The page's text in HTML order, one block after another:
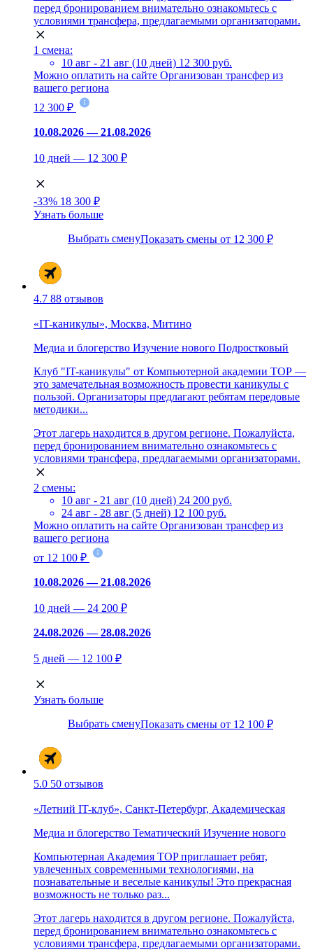
перед бронированием внимательно ознакомьтесь с
условиями трансфера, предлагаемыми организаторами.
1 смена:
10 авг - 21 авг (10 дней) 12 300 руб.
Можно оплатить на сайте Организован трансфер из
вашего региона
12 300 ₽
10.08.2026 — 21.08.2026
10 дней — 12 300 ₽
-33% 18 300 ₽
Узнать больше
Выбрать сменуПоказать смены от 12 300 ₽
4.7 88 отзывов
«IT-каникулы», Москва, Митино
Медиа и блогерство Изучение нового Подростковый
Клуб "IT-каникулы" от Компьютерной академии ТОР —
это замечательная возможность провести каникулы с
пользой. Организаторы предлагают ребятам передовые
методики...
Этот лагерь находится в другом регионе. Пожалуйста,
перед бронированием внимательно ознакомьтесь с
условиями трансфера, предлагаемыми организаторами.
2 смены:
10 авг - 21 авг (10 дней) 24 200 руб.
24 авг - 28 авг (5 дней) 12 100 руб.
Можно оплатить на сайте Организован трансфер из
вашего региона
от 12 100 ₽
10.08.2026 — 21.08.2026
10 дней — 24 200 ₽
24.08.2026 — 28.08.2026
5 дней — 12 100 ₽
Узнать больше
Выбрать сменуПоказать смены от 12 100 ₽
5.0 50 отзывов
«Летний IT-клуб», Санкт-Петербург, Академическая
Медиа и блогерство Тематический Изучение нового
Компьютерная Академия TOP приглашает ребят,
увлеченных современными технологиями, на
познавательные и веселые каникулы! Это прекрасная
возможность не только раз...
Этот лагерь находится в другом регионе. Пожалуйста,
перед бронированием внимательно ознакомьтесь с
условиями трансфера, предлагаемыми организаторами.